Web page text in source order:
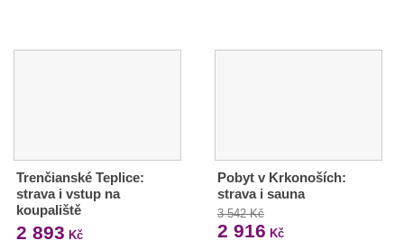
Trenčianské Teplice:
strava i vstup na
koupaliště
2 893 Kč
Pobyt v Krkonoších:
strava i sauna
3 542 Kč
2 916 Kč